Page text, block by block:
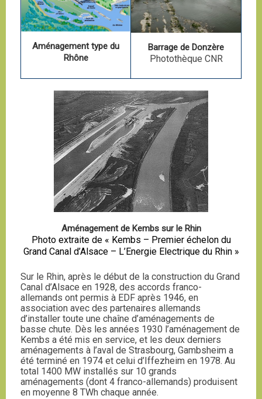
Aménagement type du
Rhône
Barrage de Donzère
Photothèque CNR
Aménagement de Kembs sur le Rhin
Photo extraite de « Kembs – Premier échelon du
Grand Canal d’Alsace – L’Energie Electrique du Rhin »
Sur le Rhin, après le début de la construction du Grand
Canal d’Alsace en 1928, des accords franco-
allemands ont permis à EDF après 1946, en
association avec des partenaires allemands
d’installer toute une chaîne d’aménagements de
basse chute. Dès les années 1930 l’aménagement de
Kembs a été mis en service, et les deux derniers
aménagements à l’aval de Strasbourg, Gambsheim a
été terminé en 1974 et celui d’Iffezheim en 1978. Au
total 1400 MW installés sur 10 grands
aménagements (dont 4 franco-allemands) produisent
en moyenne 8 TWh chaque année.